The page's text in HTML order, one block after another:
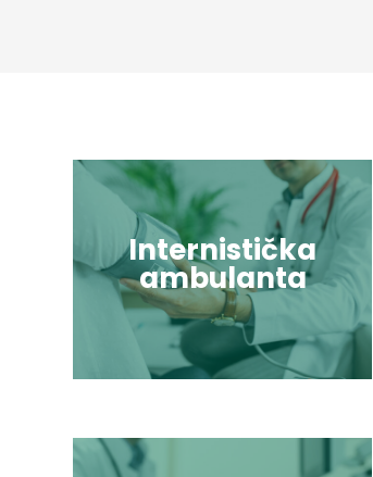
Internistička
ambulanta